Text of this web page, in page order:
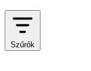
Szűrők